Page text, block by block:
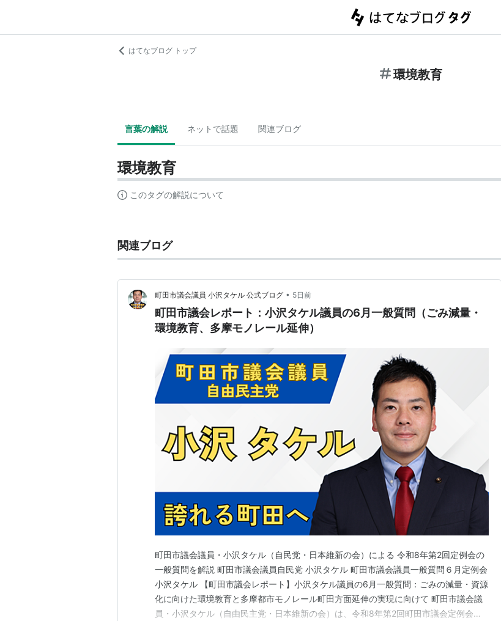
はてなブログ トップ
環境教育
言葉の解説 ネットで話題 関連ブログ
環境教育
このタグの解説について
関連ブログ
町田市議会議員 小沢タケル 公式ブログ • 5日前
町田市議会レポート：小沢タケル議員の6月一般質問（ごみ減量・
環境教育、多摩モノレール延伸）
町田市議会議員・小沢タケル（自民党・日本維新の会）による 令和8年第2回定例会の
一般質問を解説 町田市議会議員自民党 小沢タケル 町田市議会議員一般質問６月定例会
小沢タケル 【町田市議会レポート】小沢タケル議員の6月一般質問：ごみの減量・資源
化に向けた環境教育と多摩都市モノレール町田方面延伸の実現に向けて 町田市議会議
員・小沢タケル（自由民主党・日本維新の会）は、令和8年第2回町田市議会定例会に